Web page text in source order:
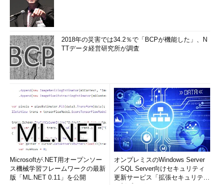
2018年の災害では34.2％で「BCPが機能した」、N
TTデータ経営研究所が調査
Microsoftが.NET用オープンソー
ス機械学習フレームワークの最新
版「ML.NET 0.11」を公開
オンプレミスのWindows Server
／SQL Server向けセキュリティ
更新サービス「拡張セキュリティ